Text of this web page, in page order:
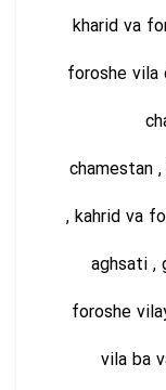
kharid va
foroshe vila
chamestan
, kahrid va
aghsati ,
foroshe
vila ba